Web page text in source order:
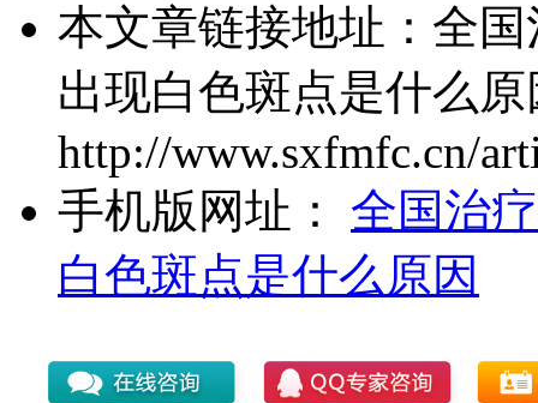
本文章链接地址： 全
出现白色斑点是什么原
http://www.sxfmfc.cn/
手机版网址：
全国治
白色斑点是什么原因